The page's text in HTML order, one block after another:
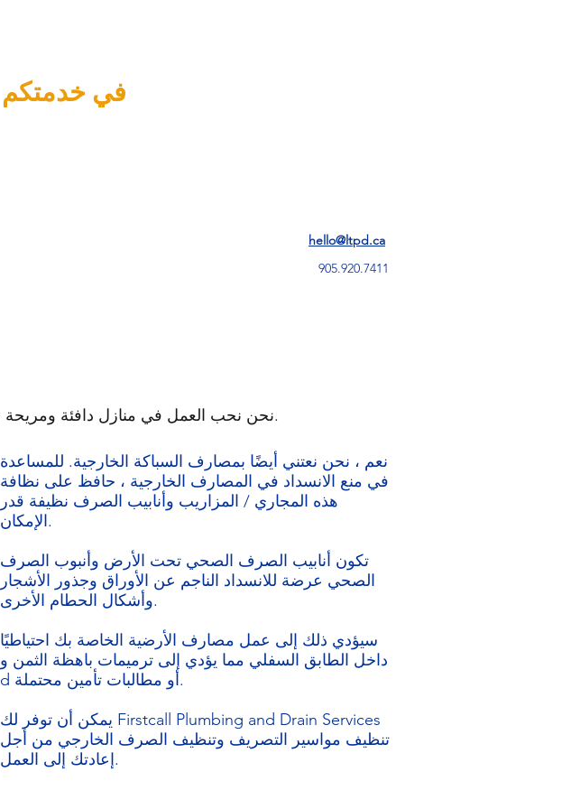
في خدمتكم
hello@ltpd.ca
905.920.7411
نحن نحب العمل في منازل دافئة ومريحة ، لكن مصارف السباكة الخارجية تحتاج في بعض الأحيان إلى اهتمامنا.
نعم ، نحن نعتني أيضًا بمصارف السباكة الخارجية. للمساعدة
في منع الانسداد في المصارف الخارجية ، حافظ على نظافة
هذه المجاري / المزاريب وأنابيب الصرف نظيفة قدر
الإمكان.
تكون أنابيب الصرف الصحي تحت الأرض وأنبوب الصرف
الصحي عرضة للانسداد الناجم عن الأوراق وجذور الأشجار
وأشكال الحطام الأخرى.
سيؤدي ذلك إلى عمل مصارف الأرضية الخاصة بك احتياطيًا
داخل الطابق السفلي مما يؤدي إلى ترميمات باهظة الثمن و
d أو مطالبات تأمين محتملة.
يمكن أن توفر لك Firstcall Plumbing and Drain Services
تنظيف مواسير التصريف وتنظيف الصرف الخارجي من أجل
إعادتك إلى العمل.